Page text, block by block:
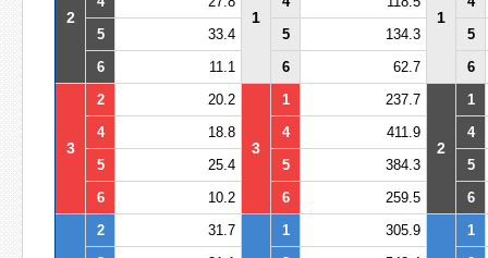
2 1 1
5
33.4 5 134.3
5
6
11.1 6 62.7 6
3
2 20.2
3
1 237.7
2
1
4
18.8 4 411.9
4
5
25.4 5 384.3
5
6
10.2 6 259.5 6
2 31.7 1 305.9
1